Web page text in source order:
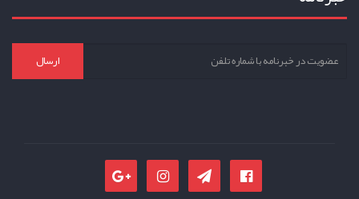
ارسال